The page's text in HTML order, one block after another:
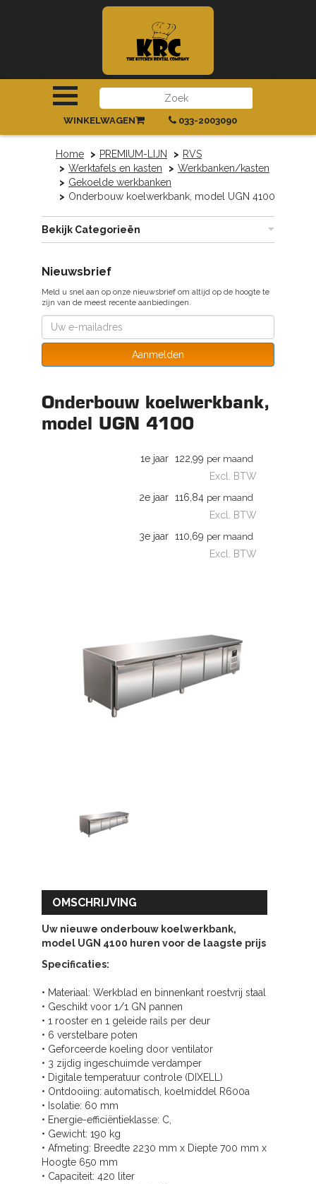
INLOGGEN|REGISTREREN
033-2003090
WINKELWAGEN
Home PREMIUM-LIJN
RVS
Werktafels en kasten
Werkbanken/kasten
Gekoelde werkbanken
Onderbouw koelwerkbank, model UGN 4100
Bekijk Categorieën
Nieuwsbrief
Meld u snel aan op onze nieuwsbrief om altijd op de hoogte te
zijn van de meest recente aanbiedingen.
Aanmelden
Onderbouw koelwerkbank,
model UGN 4100
1e jaar 122,99 per maand
Excl. BTW
2e jaar 116,84 per maand
Excl. BTW
3e jaar 110,69 per maand
Excl. BTW
OMSCHRIJVING
Uw nieuwe onderbouw koelwerkbank,
model UGN 4100 huren voor de laagste prijs
Specificaties:
• Materiaal: Werkblad en binnenkant roestvrij staal
• Geschikt voor 1/1 GN pannen
• 1 rooster en 1 geleide rails per deur
• 6 verstelbare poten
• Geforceerde koeling door ventilator
• 3 zijdig ingeschuimde verdamper
• Digitale temperatuur controle (DIXELL)
• Ontdooiing: automatisch, koelmiddel R600a
• Isolatie: 60 mm
• Energie-efficiëntieklasse: C,
• Gewicht: 190 kg
• Afmeting: Breedte 2230 mm x Diepte 700 mm x
Hoogte 650 mm
• Capaciteit: 420 liter